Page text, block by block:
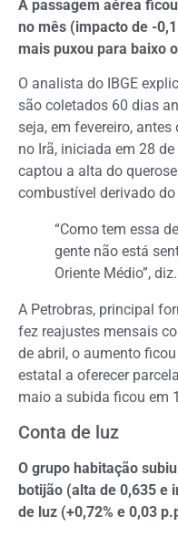
A passagem aérea
no mês (impacto de -
mais puxou para baixo
O analista do IBGE
são coletados 60 dias
seja, em fevereiro,
no Irã, iniciada em 28
captou a alta do
combustível derivado
“Como tem essa
gente não está
Oriente Médio”, diz.
A Petrobras, principal
fez reajustes mensais
de abril, o aumento
estatal a oferecer
maio a subida ficou em
Conta de luz
O grupo habitação
botijão (alta de 0,635 e
de luz (+0,72% e 0,03